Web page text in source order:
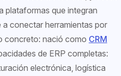
plataformas que integran
conectar herramientas por
concreto: nació como CRM
de ERP completas:
electrónica, logística